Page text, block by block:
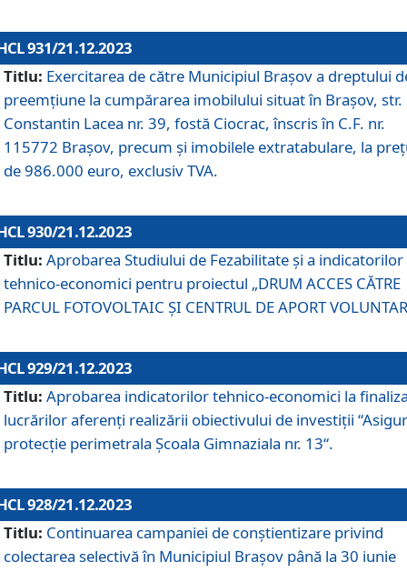
931/21.12.2023
Titlu: Exercitarea de către Municipiul Brașov a dreptului
preemțiune la cumpărarea imobilului situat în Brașov, str.
Constantin Lacea nr. 39, fostă Ciocrac, înscris în C.F. nr.
115772 Brașov, precum și imobilele extratabulare, la
de 986.000 euro, exclusiv TVA.
930/21.12.2023
Titlu: Aprobarea Studiului de Fezabilitate și a indicatorilor
tehnico-economici pentru proiectul „DRUM ACCES CĂTRE
PARCUL FOTOVOLTAIC ȘI CENTRUL DE APORT
929/21.12.2023
Titlu: Aprobarea indicatorilor tehnico-economici la
lucrărilor aferenți realizării obiectivului de investiții
protecție perimetrala Școala Gimnaziala nr. 13“.
928/21.12.2023
Titlu: Continuarea campaniei de conștientizare privind
colectarea selectivă în Municipiul Braşov până la 30 iunie